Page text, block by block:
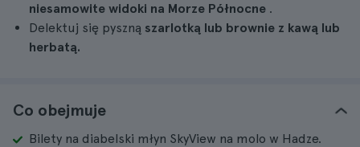
niesamowite widoki na Morze Północne .
Delektuj się pyszną szarlotką lub brownie z kawą lub
herbatą.
Co obejmuje
Bilety na diabelski młyn SkyView na molo w Hadze.